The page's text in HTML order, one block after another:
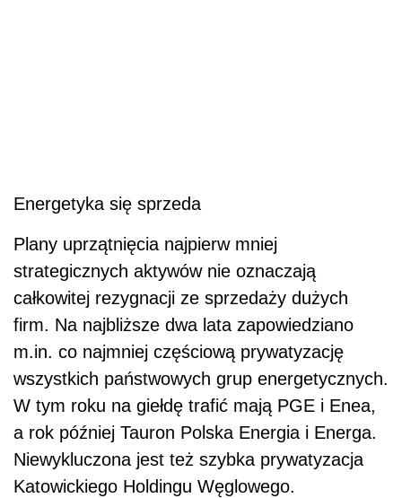
Energetyka się sprzeda
Plany uprzątnięcia najpierw mniej
strategicznych aktywów nie oznaczają
całkowitej rezygnacji ze sprzedaży dużych
firm. Na najbliższe dwa lata zapowiedziano
m.in. co najmniej częściową prywatyzację
wszystkich państwowych grup energetycznych.
W tym roku na giełdę trafić mają PGE i Enea,
a rok później Tauron Polska Energia i Energa.
Niewykluczona jest też szybka prywatyzacja
Katowickiego Holdingu Węglowego.